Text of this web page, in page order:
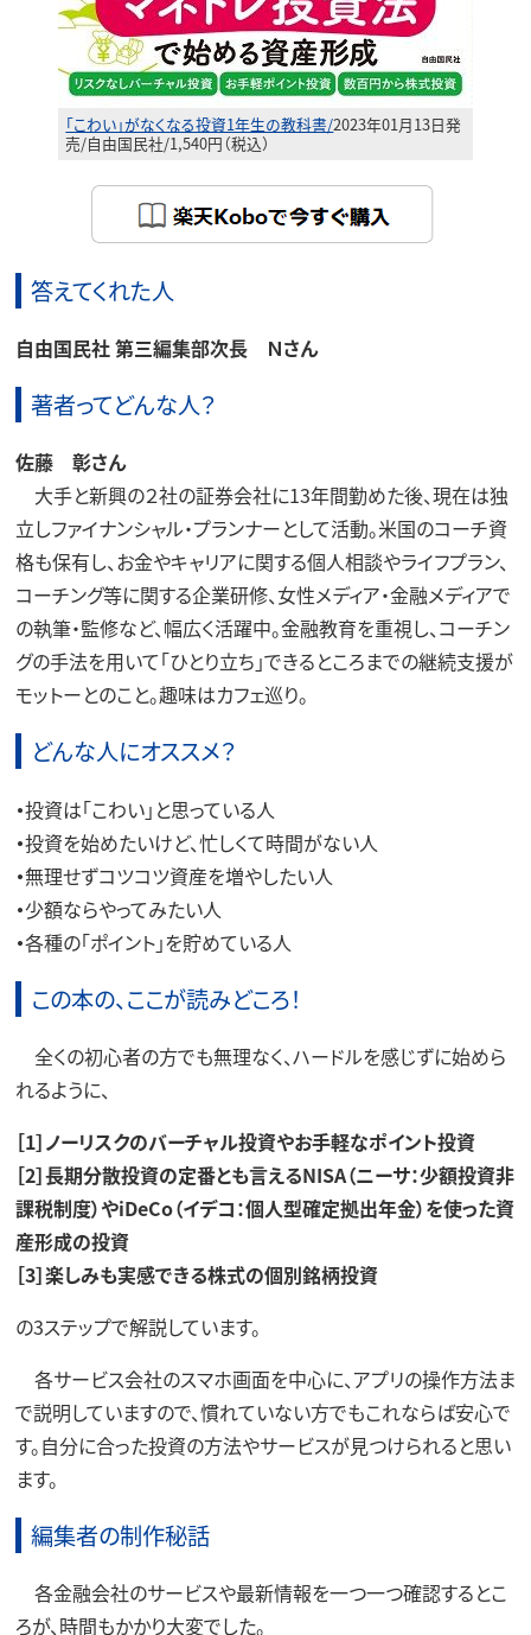
「こわい」がなくなる投資1年生の教科書/2023年01月13日発
売/自由国民社/1,540円（税込）
答えてくれた人
自由国民社 第三編集部次長 Ｎさん
著者ってどんな人？
佐藤 彰さん
大手と新興の２社の証券会社に13年間勤めた後、現在は独
立しファイナンシャル・プランナーとして活動。米国のコーチ資
格も保有し、お金やキャリアに関する個人相談やライフプラン、
コーチング等に関する企業研修、女性メディア・金融メディアで
の執筆・監修など、幅広く活躍中。金融教育を重視し、コーチン
グの手法を用いて「ひとり立ち」できるところまでの継続支援が
モットーとのこと。趣味はカフェ巡り。
どんな人にオススメ？
・投資は「こわい」と思っている人
・投資を始めたいけど、忙しくて時間がない人
・無理せずコツコツ資産を増やしたい人
・少額ならやってみたい人
・各種の「ポイント」を貯めている人
この本の、ここが読みどころ！
全くの初心者の方でも無理なく、ハードルを感じずに始めら
れるように、
［1］ノーリスクのバーチャル投資やお手軽なポイント投資
［2］長期分散投資の定番とも言えるNISA（ニーサ：少額投資非
課税制度）やiDeCo（イデコ：個人型確定拠出年金）を使った資
産形成の投資
［3］楽しみも実感できる株式の個別銘柄投資
の3ステップで解説しています。
各サービス会社のスマホ画面を中心に、アプリの操作方法ま
で説明していますので、慣れていない方でもこれならば安心で
す。自分に合った投資の方法やサービスが見つけられると思い
ます。
編集者の制作秘話
各金融会社のサービスや最新情報を一つ一つ確認するとこ
ろが、時間もかかり大変でした。